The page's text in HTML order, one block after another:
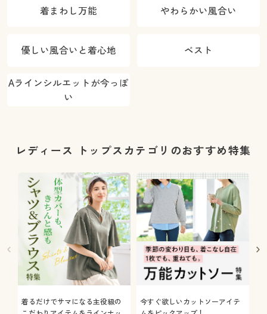
着まわし万能 やわらかい風合い
優しい風合いと着心地 ベスト
Aラインシルエットが今っぽ
い
レディース トップスカテゴリのおすすめ特集
着るだけでサマになる主役級の
今すぐ欲しいカットソーアイテ